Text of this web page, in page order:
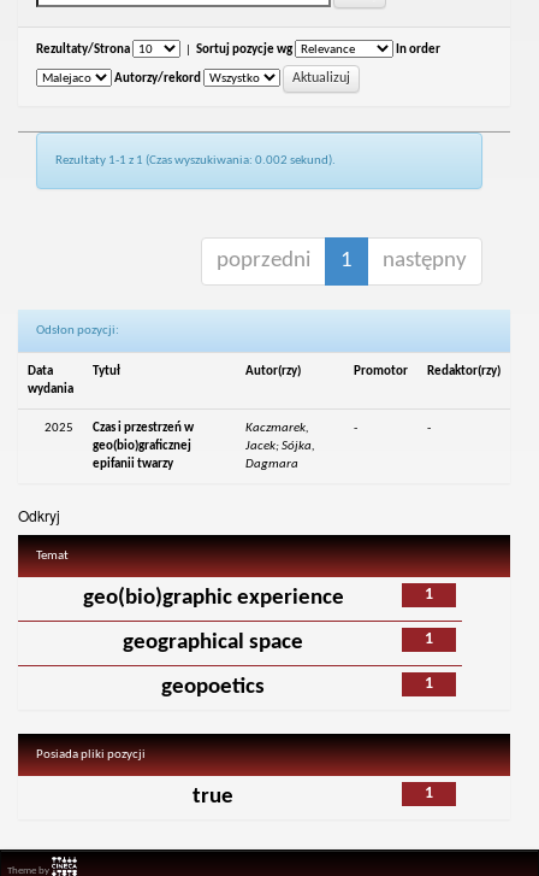
Rezultaty/Strona Sortuj pozycje wg In order
Autorzy/rekord
Rezultaty 1-1 z 1 (Czas wyszukiwania: 0.002 sekund).
poprzedni 1 następny
Odsłon pozycji:
Data
wydania
Tytuł Autor(rzy) Promotor Redaktor(rzy)
2025
Czas i przestrzeń w
geo(bio)graficznej
epifanii twarzy
Kaczmarek,
Jacek; Sójka,
Dagmara
- -
Odkryj
Temat
1
geo(bio)graphic experience
1
geographical space
1
geopoetics
Posiada pliki pozycji
1
true
Theme by